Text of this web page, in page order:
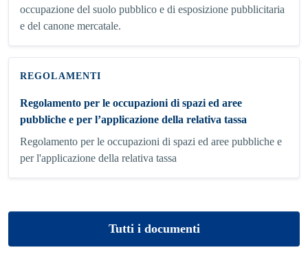
occupazione del suolo pubblico e di esposizione pubblicitaria
e del canone mercatale.
REGOLAMENTI
Regolamento per le occupazioni di spazi ed aree
pubbliche e per l’applicazione della relativa tassa
Regolamento per le occupazioni di spazi ed aree pubbliche e
per l'applicazione della relativa tassa
Tutti i documenti